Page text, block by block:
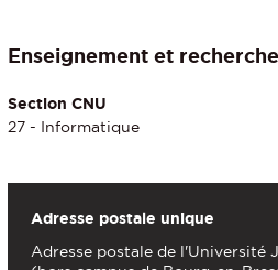
Enseignement et recherche
Section CNU
27 - Informatique
Adresse postale unique
Adresse postale de l'Université